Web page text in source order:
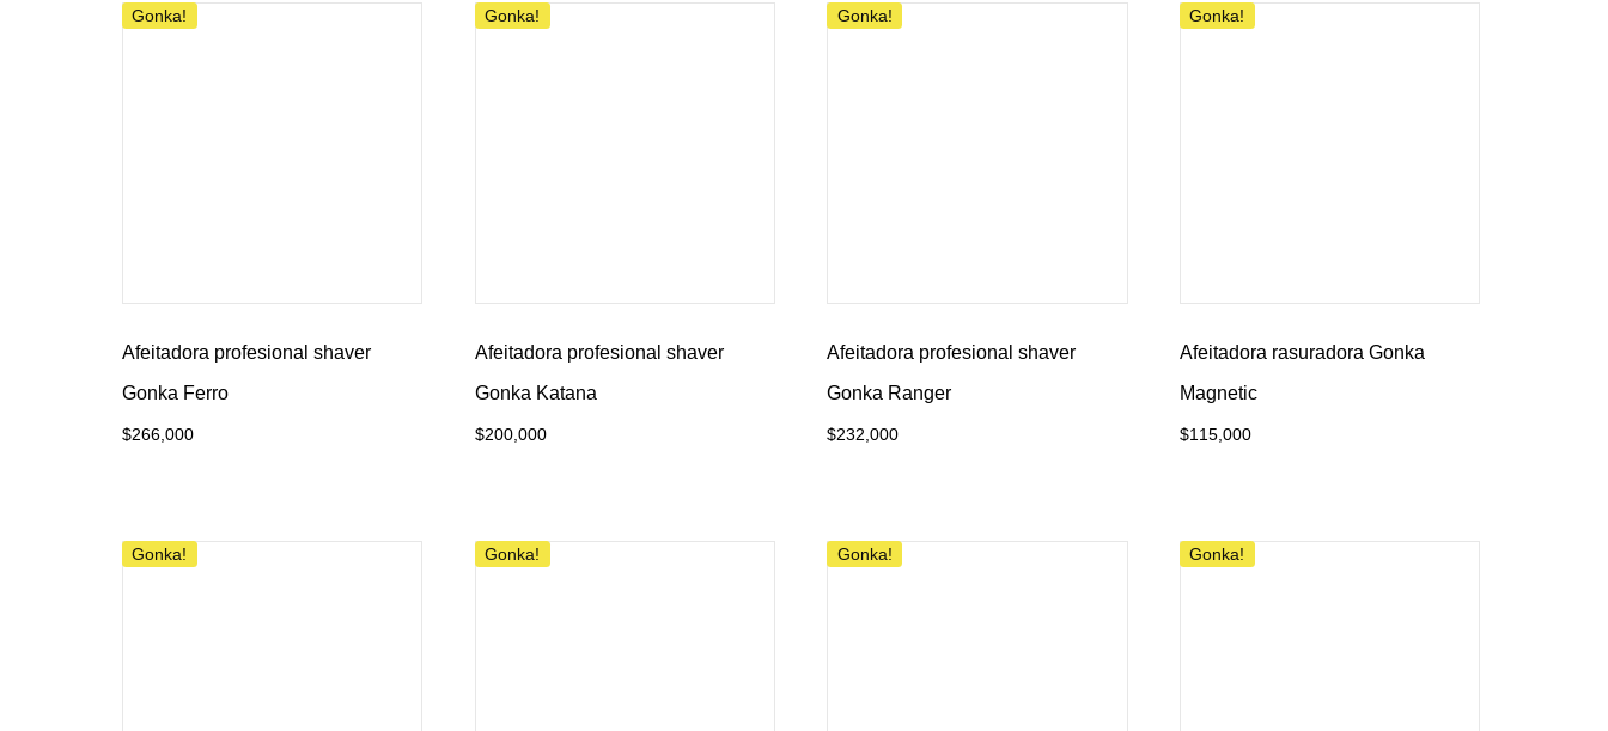
Gonka!
Afeitadora profesional shaver
Gonka Ferro
$266,000
Gonka!
Afeitadora profesional shaver
Gonka Katana
$200,000
Gonka!
Afeitadora profesional shaver
Gonka Ranger
$232,000
Gonka!
Afeitadora rasuradora Gonka
Magnetic
$115,000
Gonka! Gonka! Gonka! Gonka!